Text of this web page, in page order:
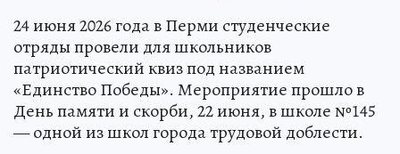
24 июня 2026 года в Перми студенческие
отряды провели для школьников
патриотический квиз под названием
«Единство Победы». Мероприятие прошло в
День памяти и скорби, 22 июня, в школе №145
— одной из школ города трудовой доблести.